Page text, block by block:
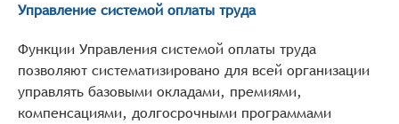
Управление системой оплаты труда
Функции Управления системой оплаты труда
позволяют систематизировано для всей организации
управлять базовыми окладами, премиями,
компенсациями, долгосрочными программами